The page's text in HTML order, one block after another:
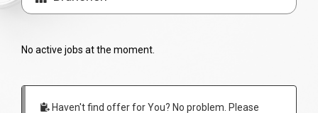
No active jobs at the moment.
Haven't find offer for You? No problem. Please